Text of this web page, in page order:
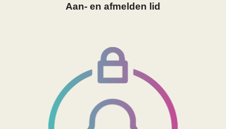
Aan- en afmelden lid